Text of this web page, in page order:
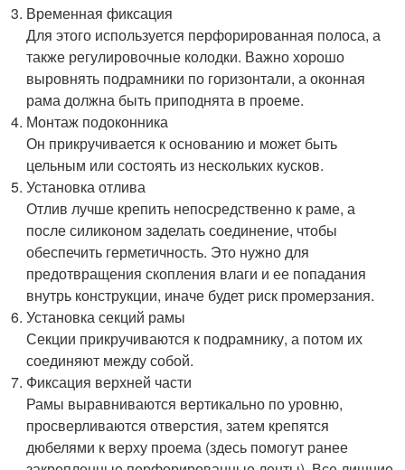
Временная фиксация
Для этого используется перфорированная полоса, а
также регулировочные колодки. Важно хорошо
выровнять подрамники по горизонтали, а оконная
рама должна быть приподнята в проеме.
Монтаж подоконника
Он прикручивается к основанию и может быть
цельным или состоять из нескольких кусков.
Установка отлива
Отлив лучше крепить непосредственно к раме, а
после силиконом заделать соединение, чтобы
обеспечить герметичность. Это нужно для
предотвращения скопления влаги и ее попадания
внутрь конструкции, иначе будет риск промерзания.
Установка секций рамы
Секции прикручиваются к подрамнику, а потом их
соединяют между собой.
Фиксация верхней части
Рамы выравниваются вертикально по уровню,
просверливаются отверстия, затем крепятся
дюбелями к верху проема (здесь помогут ранее